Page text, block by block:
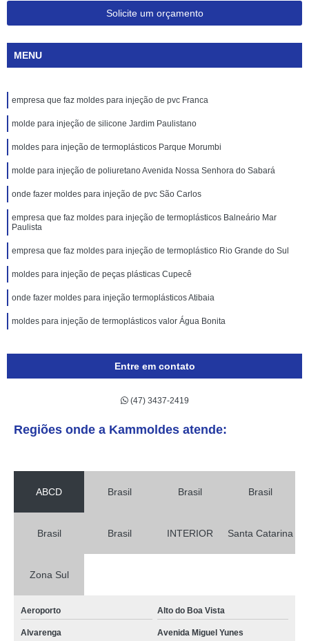
Solicite um orçamento
MENU
empresa que faz moldes para injeção de pvc Franca
molde para injeção de silicone Jardim Paulistano
moldes para injeção de termoplásticos Parque Morumbi
molde para injeção de poliuretano Avenida Nossa Senhora do Sabará
onde fazer moldes para injeção de pvc São Carlos
empresa que faz moldes para injeção de termoplásticos Balneário Mar
Paulista
empresa que faz moldes para injeção de termoplástico Rio Grande do Sul
moldes para injeção de peças plásticas Cupecê
onde fazer moldes para injeção termoplásticos Atibaia
moldes para injeção de termoplásticos valor Água Bonita
Entre em contato
(47) 3437-2419
Regiões onde a Kammoldes atende:
ABCD Brasil Brasil Brasil
Brasil Brasil INTERIOR Santa Catarina
Zona Sul
Aeroporto Alto do Boa Vista
Alvarenga Avenida Miguel Yunes